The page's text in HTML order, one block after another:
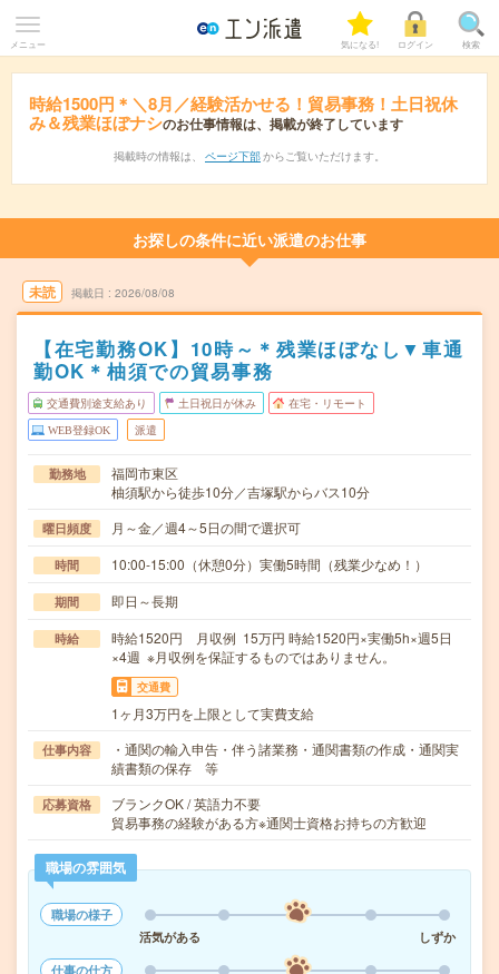
メニュー 気になる! ログイン 検索
時給1500円＊＼8月／経験活かせる！貿易事務！土日祝休
み＆残業ほぼナシのお仕事情報は、掲載が終了しています
掲載時の情報は、 ページ下部 からご覧いただけます。
お探しの条件に近い派遣のお仕事
未読 掲載日 2026/08/08
【在宅勤務OK】10時～＊残業ほぼなし▼車通
勤OK＊柚須での貿易事務
交通費別途支給あり 土日祝日が休み 在宅・リモート
WEB登録OK 派遣
勤務地
福岡市東区
柚須駅から徒歩10分／吉塚駅からバス10分
曜日頻度 月～金／週4～5日の間で選択可
時間 10:00-15:00（休憩0分）実働5時間（残業少なめ！）
期間 即日～長期
時給
時給1520円 月収例 15万円 時給1520円×実働5h×週5日
×4週 ※月収例を保証するものではありません。
交通費
1ヶ月3万円を上限として実費支給
仕事内容
・通関の輸入申告・伴う諸業務・通関書類の作成・通関実
績書類の保存 等
応募資格
ブランクOK / 英語力不要
貿易事務の経験がある方※通関士資格お持ちの方歓迎
職場の雰囲気
職場の様子
活気がある
しずか
仕事の仕方